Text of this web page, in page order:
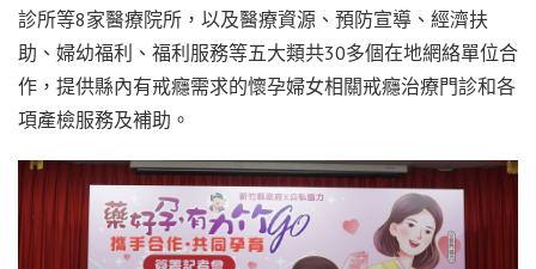
診所等8家醫療院所，以及醫療資源、預防宣導、經濟扶
助、婦幼福利、福利服務等五大類共30多個在地網絡單位合
作，提供縣內有戒癮需求的懷孕婦女相關戒癮治療門診和各
項產檢服務及補助。